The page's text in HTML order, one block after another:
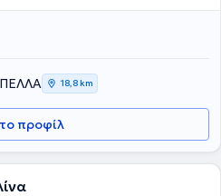
18,8 km
προφίλ